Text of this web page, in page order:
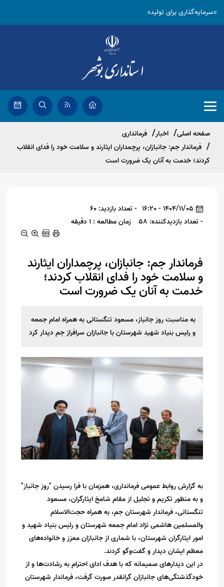
«سرمایه‌گذاری برای تولید»
صفحه اصلی اخبار
فرمانداری
فرماندار جم: جانبازان، پرچمداران ایثارند و سلامت خود را فدای انقلاب
کردند؛ خدمت به آنان یک ضرورت است
1404/11/05 - 16:20
- تعداد بازدید: 60
- تعداد بازدیدکننده: 58
زمان مطالعه : 1 دقیقه
فرماندار جم: جانبازان، پرچمداران ایثارند
و سلامت خود را فدای انقلاب کردند؛
خدمت به آنان یک ضرورت است
به مناسبت روز جانباز، مسعود تنگستانی به همراه امام جمعه
و رئیس بنیاد شهید شهرستان با جانبازان سرافراز جم دیدار کرد
به گزارش روابط عمومی فرمانداری، همزمان با فرا رسیدن "روز جانباز"
و به منظور تکریم و تجلیل از مقام شامخ ایثارگران، مسعود
تنگستانی، فرماندار شهرستان جم، به همراه حجت‌الاسلام
والمسلمین هاشمی نژاد امام جمعه شهرستان و رئیس بنیاد شهید و
امور ایثارگران شهرستان، با شماری از جانبازان معزز و خانواده‌های
معظم ایشان دیدار و گفت‌وگو کردند.
در این دیدارهای صمیمانه که با هدف ادای احترام به رشادت‌ها و از
خودگذشتگی‌های جانبازان گرانقدر صورت گرفت، فرماندار شهرستان